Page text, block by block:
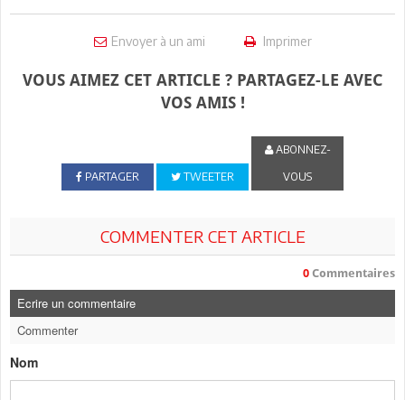
Envoyer à un ami Imprimer
VOUS AIMEZ CET ARTICLE ? PARTAGEZ-LE AVEC
VOS AMIS !
PARTAGER TWEETER
ABONNEZ-
VOUS
COMMENTER CET ARTICLE
0 Commentaires
Ecrire un commentaire
Commenter
Nom